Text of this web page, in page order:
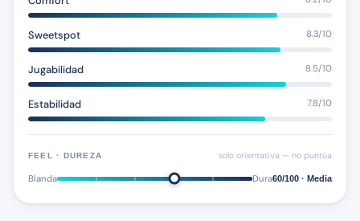
Sweetspot 8.3/10
Jugabilidad 8.5/10
Estabilidad 7.8/10
FEEL · DUREZA solo orientativa — no puntúa
Blanda Dura60/100 · Media